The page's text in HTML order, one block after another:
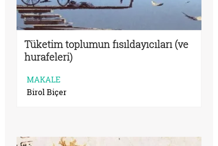
Tüketim toplumun fısıldayıcıları (ve
hurafeleri)
MAKALE
Birol Biçer